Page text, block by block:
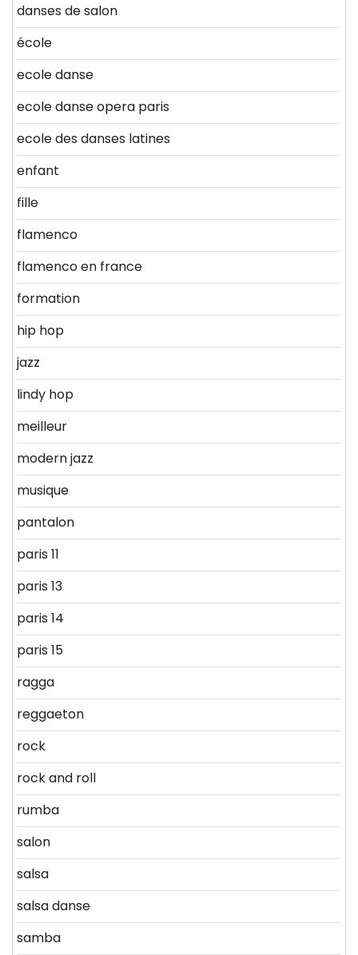
danses de salon
école
ecole danse
ecole danse opera paris
ecole des danses latines
enfant
fille
flamenco
flamenco en france
formation
hip hop
jazz
lindy hop
meilleur
modern jazz
musique
pantalon
paris 11
paris 13
paris 14
paris 15
ragga
reggaeton
rock
rock and roll
rumba
salon
salsa
salsa danse
samba